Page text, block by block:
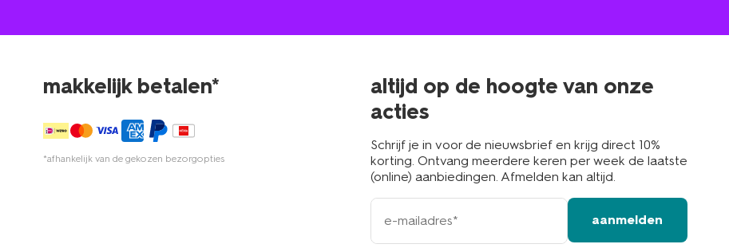
in
makkelijk betalen*
*afhankelijk van de gekozen bezorgopties
altijd op de hoogte van onze
acties
Schrijf je in voor de nieuwsbrief en krijg direct 10%
korting. Ontvang meerdere keren per week de laatste
(online) aanbiedingen. Afmelden kan altijd.
e-
mailadres
aanmelden